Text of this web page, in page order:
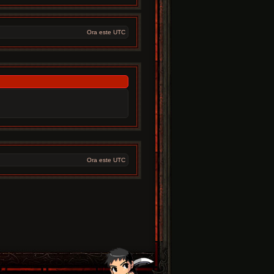
Ora este UTC
Ora este UTC